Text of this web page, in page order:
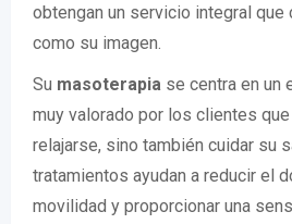
obtengan un servicio integral que
como su imagen.
Su masoterapia se centra en un
muy valorado por los clientes
relajarse, sino también cuidar su
tratamientos ayudan a reducir el
movilidad y proporcionar una